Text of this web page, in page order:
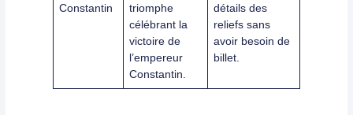
Constantin
triomphe
célébrant la
victoire de
l’empereur
Constantin.
détails des
reliefs sans
avoir besoin de
billet.